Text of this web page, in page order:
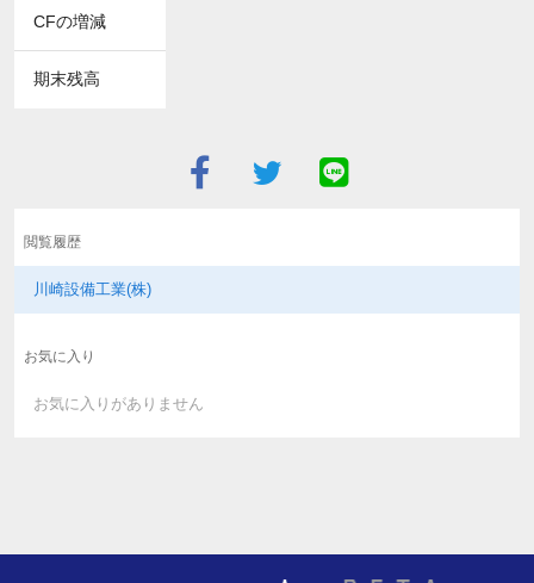
CFの増減
期末残高
閲覧履歴
川崎設備工業(株)
お気に入り
お気に入りがありません